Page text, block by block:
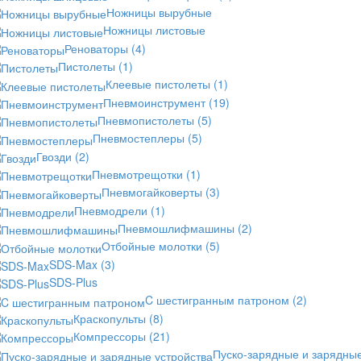
Ножницы вырубные
Ножницы листовые
Реноваторы (4)
Пистолеты (1)
Клеевые пистолеты (1)
Пневмоинструмент (19)
Пневмопистолеты (5)
Пневмостеплеры (5)
Гвозди (2)
Пневмотрещотки (1)
Пневмогайковерты (3)
Пневмодрели (1)
Пневмошлифмашины (2)
Отбойные молотки (5)
SDS-Max (3)
SDS-Plus
C шестигранным патроном (2)
Краскопульты (8)
Компрессоры (21)
Пуско-зарядные и